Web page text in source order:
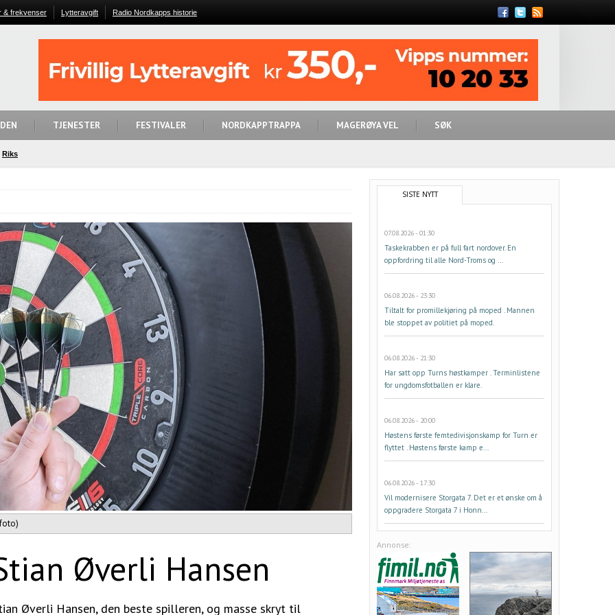
& frekvenser Lytteravgift
Radio Nordkapps historie
Feed
TJENESTER FESTIVALER NORDKAPPTRAPPA MAGERØYA VEL SØK
Riks
Øverli Hansen
Øverli Hansen, den beste spilleren, og masse skryt til
SISTE NYTT
07.08.2026 - 01:30
Taskekrabben er på full fart nordover. En
oppfordring til alle Nord-Troms og ...
06.08.2026 - 23:30
Tiltalt for promillekjøring på moped . Mannen
ble stoppet av politiet på moped.
06.08.2026 - 21:30
Har satt opp Turns høstkamper . Terminlistene
for ungdomsfotballen er klare.
06.08.2026 - 20:00
Høstens første femtedivisjonskamp for Turn er
flyttet . Høstens første kamp e...
06.08.2026 - 17:30
Vil modernisere Storgata 7. Det er et ønske om å
oppgradere Storgata 7 i Honn...
Annonse: